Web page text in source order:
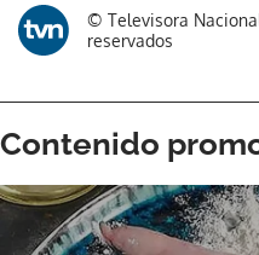
© Televisora
reservados